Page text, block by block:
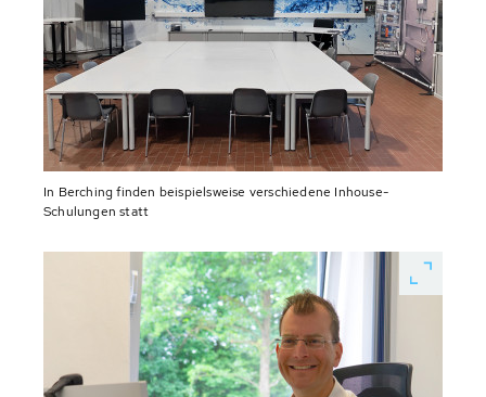
In Berching finden beispielsweise verschiedene Inhouse-
Schulungen statt